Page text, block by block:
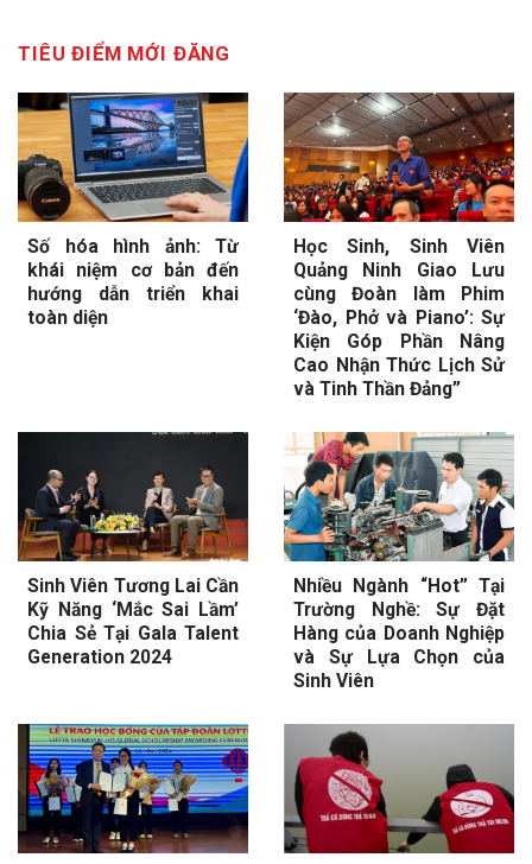
TIÊU ĐIỂM MỚI ĐĂNG
Số hóa hình ảnh: Từ
khái niệm cơ bản đến
hướng dẫn triển khai
toàn diện
Học Sinh, Sinh Viên
Quảng Ninh Giao Lưu
cùng Đoàn làm Phim
‘Đào, Phở và Piano’: Sự
Kiện Góp Phần Nâng
Cao Nhận Thức Lịch Sử
và Tinh Thần Đảng”
Sinh Viên Tương Lai Cần
Kỹ Năng ‘Mắc Sai Lầm’
Chia Sẻ Tại Gala Talent
Generation 2024
Nhiều Ngành “Hot” Tại
Trường Nghề: Sự Đặt
Hàng của Doanh Nghiệp
và Sự Lựa Chọn của
Sinh Viên